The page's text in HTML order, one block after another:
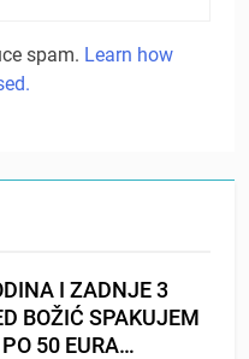
spam. Learn how
I ZADNJE 3
BOŽIĆ SPAKUJEM
50 EURA…